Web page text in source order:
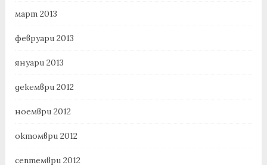
март 2013
февруари 2013
януари 2013
декември 2012
ноември 2012
октомври 2012
септември 2012